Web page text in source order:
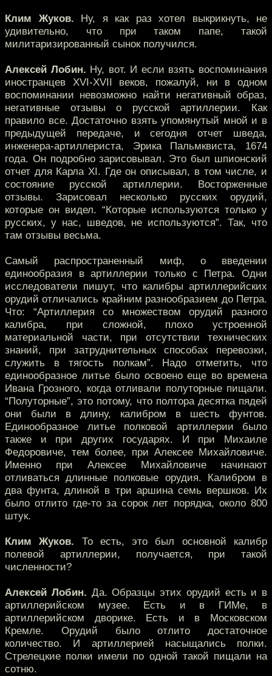
Клим Жуков. Ну, я как раз хотел выкрикнуть, не
удивительно, что при таком папе, такой
милитаризированный сынок получился.
Алексей Лобин. Ну, вот. И если взять воспоминания
иностранцев XVI-XVII веков, пожалуй, ни в одном
воспоминании невозможно найти негативный образ,
негативные отзывы о русской артиллерии. Как
правило все. Достаточно взять упомянутый мной и в
предыдущей передаче, и сегодня отчет шведа,
инженера-артиллериста, Эрика Пальмквиста, 1674
года. Он подробно зарисовывал. Это был шпионский
отчет для Карла XI. Где он описывал, в том числе, и
состояние русской артиллерии. Восторженные
отзывы. Зарисовал несколько русских орудий,
которые он видел. “Которые используются только у
русских, у нас, шведов, не используются”. Так, что
там отзывы весьма.
Самый распространенный миф, о введении
единообразия в артиллерии только с Петра. Одни
исследователи пишут, что калибры артиллерийских
орудий отличались крайним разнообразием до Петра.
Что: “Артиллерия со множеством орудий разного
калибра, при сложной, плохо устроенной
материальной части, при отсутствии технических
знаний, при затруднительных способах перевозки,
служить в тягость полкам”. Надо отметить, что
единообразное литье было освоено еще во времена
Ивана Грозного, когда отливали полуторные пищали.
“Полуторные”, это потому, что полтора десятка пядей
они были в длину, калибром в шесть фунтов.
Единообразное литье полковой артиллерии было
также и при других государях. И при Михаиле
Федоровиче, тем более, при Алексее Михайловиче.
Именно при Алексее Михайловиче начинают
отливаться длинные полковые орудия. Калибром в
два фунта, длиной в три аршина семь вершков. Их
было отлито где-то за сорок лет порядка, около 800
штук.
Клим Жуков. То есть, это был основной калибр
полевой артиллерии, получается, при такой
численности?
Алексей Лобин. Да. Образцы этих орудий есть и в
артиллерийском музее. Есть и в ГИМе, в
артиллерийском дворике. Есть и в Московском
Кремле. Орудий было отлито достаточное
количество. И артиллерией насыщались полки.
Стрелецкие полки имели по одной такой пищали на
сотню.